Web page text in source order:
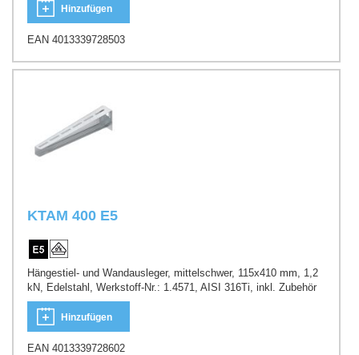
Hinzufügen
EAN 4013339728503
KTAM 400 E5
Hängestiel- und Wandausleger, mittelschwer, 115x410 mm, 1,2
kN, Edelstahl, Werkstoff-Nr.: 1.4571, AISI 316Ti, inkl. Zubehör
Hinzufügen
EAN 4013339728602